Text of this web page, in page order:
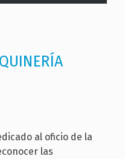
al oficio de la
las